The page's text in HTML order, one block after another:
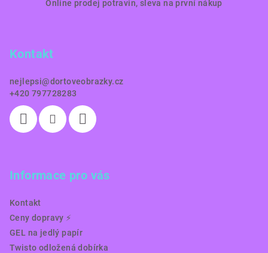
Online prodej potravin, sleva na první nákup
Kontakt
nejlepsi@dortoveobrazky.cz
+420 797728283
Informace pro vás
Kontakt
Ceny dopravy ⚡️
GEL na jedlý papír
Twisto odložená dobírka